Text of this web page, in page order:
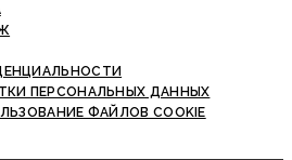
ПЕРСОНАЛЬНЫХ ДАННЫХ
ФАЙЛОВ COOKIE